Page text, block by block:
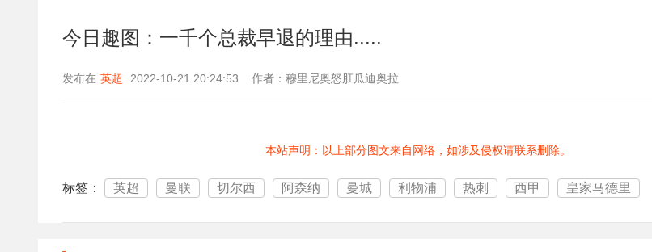
今日趣图：一千个总裁早退的理由.....
发布在 英超 2022-10-21 20:24:53 作者：穆里尼奥怒肛瓜迪奥拉
本站声明：以上部分图文来自网络，如涉及侵权请联系删除。
标签： 英超 曼联 切尔西 阿森纳 曼城 利物浦 热刺 西甲 皇家马德里